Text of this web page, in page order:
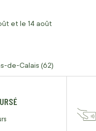
et le 14 août
de-Calais (62)